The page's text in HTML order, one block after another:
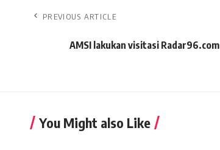
PREVIOUS ARTICLE
AMSI lakukan visitasi Radar96.com
You Might also Like